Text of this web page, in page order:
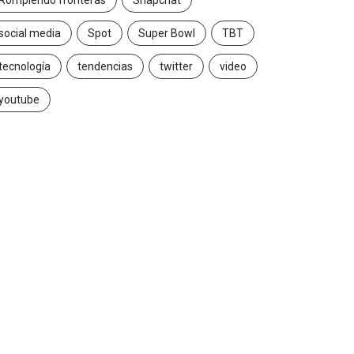
media Spot Super Bowl TBT
tendencias twitter video